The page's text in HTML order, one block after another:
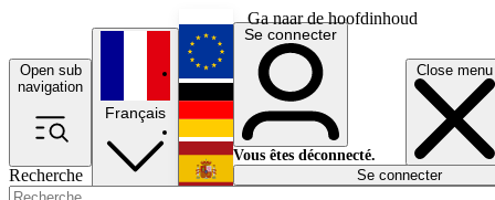
Ga naar de hoofdinhoud
Open sub
navigation
Close menu
Recherche
Français
English
Deutsch
Español
Se connecter
Vous êtes déconnecté.
Se connecter